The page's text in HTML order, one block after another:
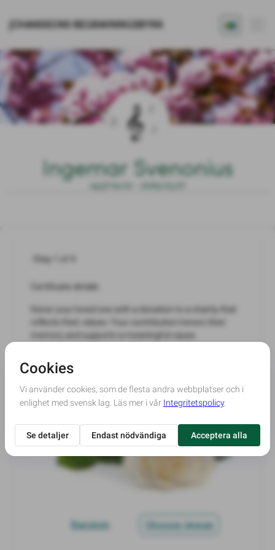
JOHANSSONS BEGRAVNINGSBYRÅ
Ingemar Svenonius
1937.04.01 - 2025.03.27